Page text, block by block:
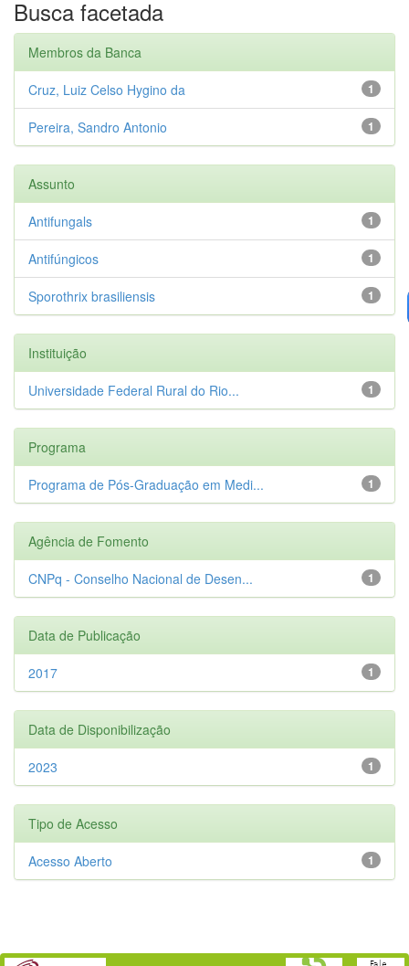
Busca facetada
Membros da Banca
1
Cruz, Luiz Celso Hygino da
1
Pereira, Sandro Antonio
Assunto
1
Antifungals
1
Antifúngicos
1
Sporothrix brasiliensis
Instituição
1
Universidade Federal Rural do Rio...
Programa
1
Programa de Pós-Graduação em Medi...
Agência de Fomento
1
CNPq - Conselho Nacional de Desen...
Data de Publicação
1
2017
Data de Disponibilização
1
2023
Tipo de Acesso
1
Acesso Aberto